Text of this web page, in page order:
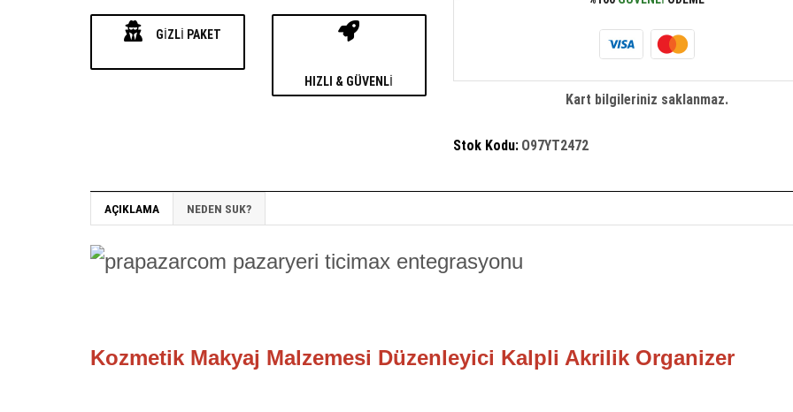
GIZLI PAKET
HIZLI & GÜVENLI
Kart bilgileriniz saklanmaz.
Stok Kodu: O97YT2472
AÇIKLAMA NEDEN SUK?
Kozmetik Makyaj Malzemesi Düzenleyici Kalpli Akrilik Organizer